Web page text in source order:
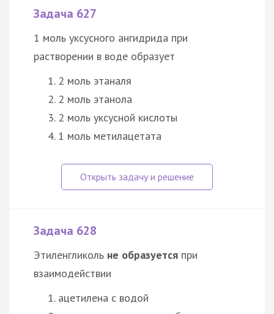
Задача 627
1 моль уксусного ангидрида при
растворении в воде образует
2 моль этаналя
2 моль этанола
2 моль уксусной кислоты
1 моль метилацетата
Задача 628
Этиленгликоль не образуется при
взаимодействии
ацетилена с водой